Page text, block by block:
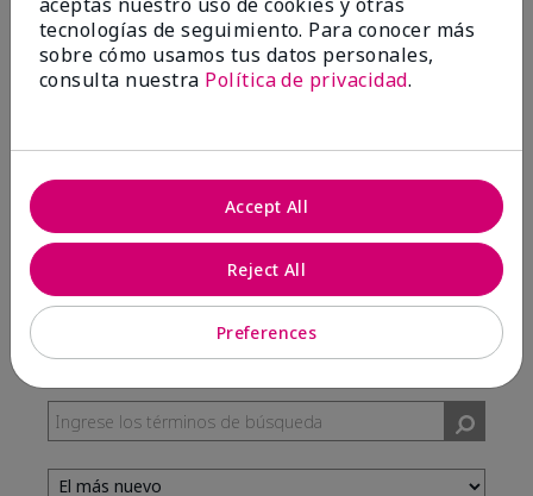
100%
tecnologías de seguimiento. Para conocer más
sobre cómo usamos tus datos personales,
consulta nuestra Política de privacidad.
Preferences
Reject All
Accept All